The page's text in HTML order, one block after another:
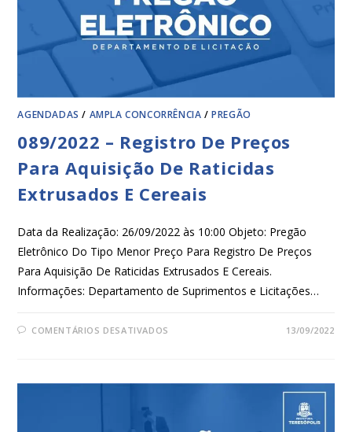
AGENDADAS / AMPLA CONCORRÊNCIA /PREGÃO
089/2022 – Registro De Preços
Para Aquisição De Raticidas
Extrusados E Cereais
Data da Realização: 26/09/2022 às 10:00 Objeto: Pregão
Eletrônico Do Tipo Menor Preço Para Registro De Preços
Para Aquisição De Raticidas Extrusados E Cereais.
Informações: Departamento de Suprimentos e Licitações…
COMENTÁRIOS DESATIVADOS 13/09/2022